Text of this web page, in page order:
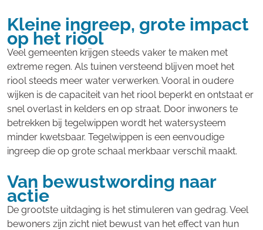
Kleine ingreep, grote impact
op het riool
Veel gemeenten krijgen steeds vaker te maken met
extreme regen. Als tuinen versteend blijven moet het
riool steeds meer water verwerken. Vooral in oudere
wijken is de capaciteit van het riool beperkt en ontstaat er
snel overlast in kelders en op straat. Door inwoners te
betrekken bij tegelwippen wordt het watersysteem
minder kwetsbaar. Tegelwippen is een eenvoudige
ingreep die op grote schaal merkbaar verschil maakt.
Van bewustwording naar
actie
De grootste uitdaging is het stimuleren van gedrag. Veel
bewoners zijn zicht niet bewust van het effect van hun